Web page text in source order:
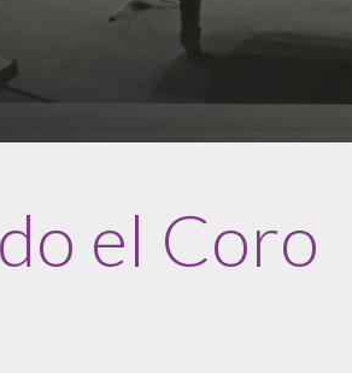
el Coro